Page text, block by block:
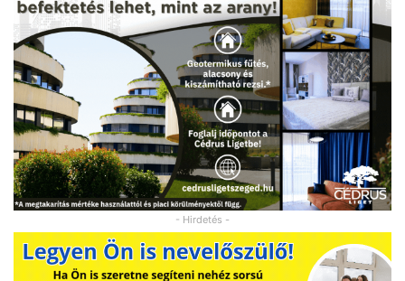
- Hirdetés -